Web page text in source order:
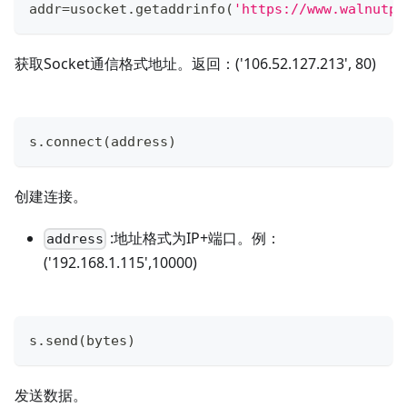
addr=usocket . getaddrinfo ( 'https://
获取Socket通信格式地址。返回：('106.52.127.213', 80)
s . connect (address)
创建连接。
address :地址格式为IP+端口。例：
('192.168.1.115',10000)
s . send (bytes)
发送数据。